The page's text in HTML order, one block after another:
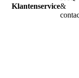
Klantenservice&